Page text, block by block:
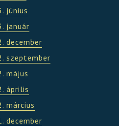
június
január
december
szeptember
május
április
március
december